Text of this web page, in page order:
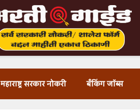
महाराष्ट्र सरकार नोकरी बँकिंग जॉब्स